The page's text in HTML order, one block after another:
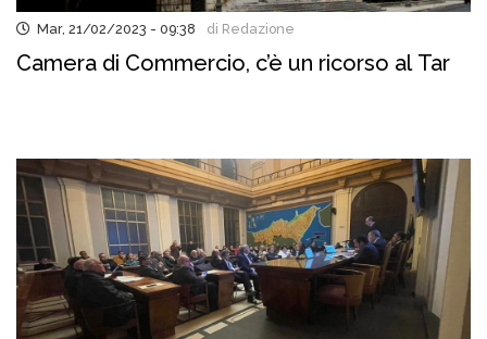
Mar, 21/02/2023 - 09:38 di Redazione
Camera di Commercio, c’è un ricorso al Tar